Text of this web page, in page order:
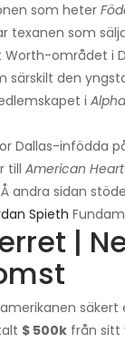
som heter
texanen som
Worth-området i
särskilt den
i
Dallas-infödda
till American
andra sidan
Spieth
|
$ 500k från sitt